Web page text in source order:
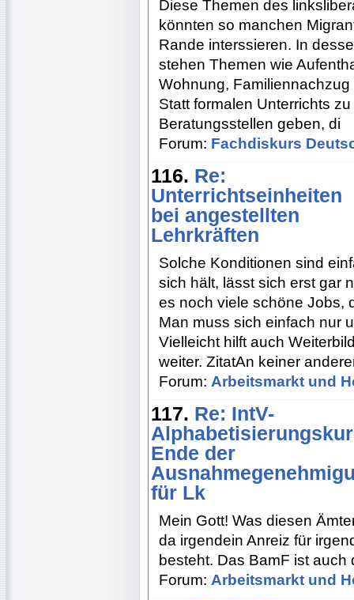
Diese Themen des
könnten so manchen
Rande interssieren. In
stehen Themen wie
Wohnung,
Statt formalen Unterrichts
Beratungsstellen geben, di
Forum: Fachdiskurs
116. Re:
Unterrichtseinheiten
bei angestellten
Lehrkräften
Solche Konditionen sind
sich hält, lässt sich erst gar
es noch viele schöne Jobs,
Man muss sich einfach nur
Vielleicht hilft auch
weiter. ZitatAn keiner
Forum: Arbeitsmarkt und
117. Re: IntV-
Ende der
für Lk
Mein Gott! Was diesen
da irgendein Anreiz für
besteht. Das BamF ist
Forum: Arbeitsmarkt und